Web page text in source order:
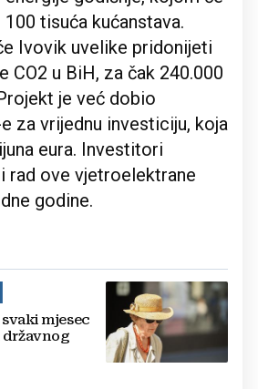
tisuća kućanstava.
Ivovik uvelike pridonijeti
CO2 u BiH, za čak 240.000
je već dobio
za vrijednu investiciju, koja
eura. Investitori
rad ove vjetroelektrane
godine.
mjesec
državnog